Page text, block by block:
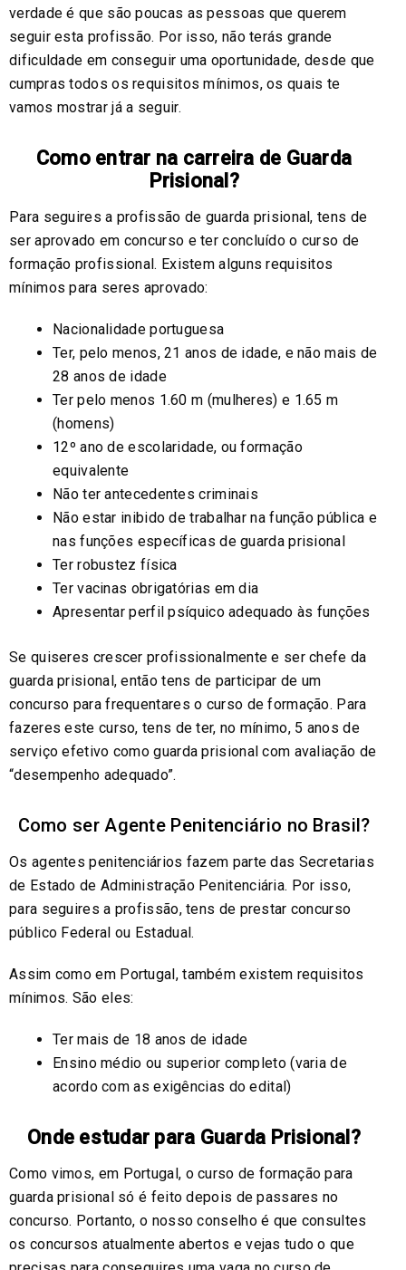
verdade é que são poucas as pessoas que querem
seguir esta profissão. Por isso, não terás grande
dificuldade em conseguir uma oportunidade, desde que
cumpras todos os requisitos mínimos, os quais te
vamos mostrar já a seguir.
Como entrar na carreira de Guarda
Prisional?
Para seguires a profissão de guarda prisional, tens de
ser aprovado em concurso e ter concluído o curso de
formação profissional. Existem alguns requisitos
mínimos para seres aprovado:
Nacionalidade portuguesa
Ter, pelo menos, 21 anos de idade, e não mais de
28 anos de idade
Ter pelo menos 1.60 m (mulheres) e 1.65 m
(homens)
12º ano de escolaridade, ou formação
equivalente
Não ter antecedentes criminais
Não estar inibido de trabalhar na função pública e
nas funções específicas de guarda prisional
Ter robustez física
Ter vacinas obrigatórias em dia
Apresentar perfil psíquico adequado às funções
Se quiseres crescer profissionalmente e ser chefe da
guarda prisional, então tens de participar de um
concurso para frequentares o curso de formação. Para
fazeres este curso, tens de ter, no mínimo, 5 anos de
serviço efetivo como guarda prisional com avaliação de
“desempenho adequado”.
Como ser Agente Penitenciário no Brasil?
Os agentes penitenciários fazem parte das Secretarias
de Estado de Administração Penitenciária. Por isso,
para seguires a profissão, tens de prestar concurso
público Federal ou Estadual.
Assim como em Portugal, também existem requisitos
mínimos. São eles:
Ter mais de 18 anos de idade
Ensino médio ou superior completo (varia de
acordo com as exigências do edital)
Onde estudar para Guarda Prisional?
Como vimos, em Portugal, o curso de formação para
guarda prisional só é feito depois de passares no
concurso. Portanto, o nosso conselho é que consultes
os concursos atualmente abertos e vejas tudo o que